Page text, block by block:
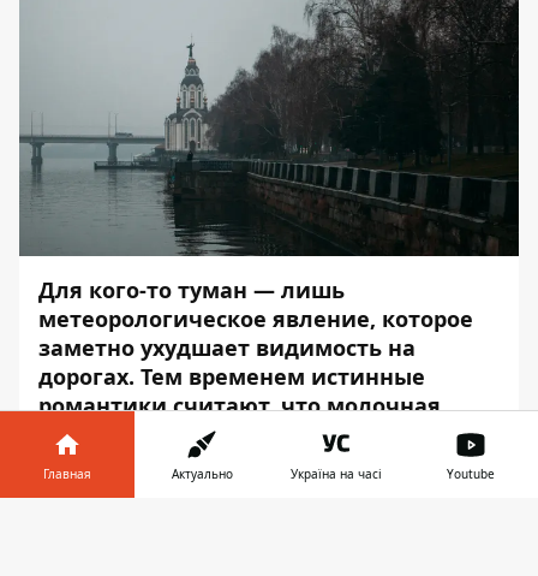
Для кого-то туман — лишь
метеорологическое явление, которое
заметно ухудшает видимость на
дорогах. Тем временем истинные
романтики считают, что молочная
дымка заметно преображает городские
пейзажи и наполняет их особой
атмосферой.
Главная Актуально Україна на часі Youtube